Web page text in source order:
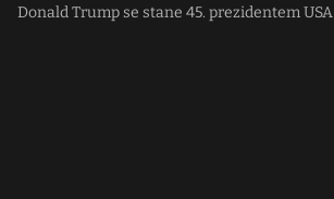
Donald Trump se stane 45. prezidentem USA